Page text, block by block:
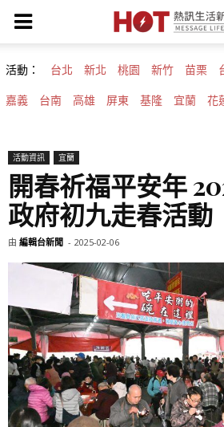
活動： 台北 新北 桃園 新竹 苗栗
嘉義 台南 高雄 屏東 基隆 宜蘭 花
活動資訊 宜蘭
開春祈福平安年
政府初九走春活動
由 編輯台新聞 - 2025-02-06